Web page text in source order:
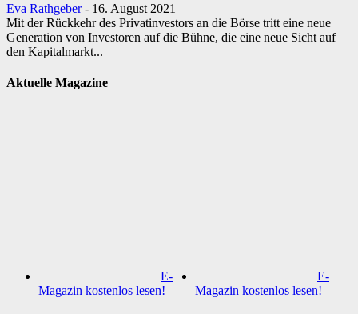
Eva Rathgeber - 16. August 2021
Mit der Rückkehr des Privatinvestors an die Börse tritt eine neue
Generation von Investoren auf die Bühne, die eine neue Sicht auf
den Kapitalmarkt...
Aktuelle Magazine
E-
Magazin kostenlos lesen!
E-
Magazin kostenlos lesen!